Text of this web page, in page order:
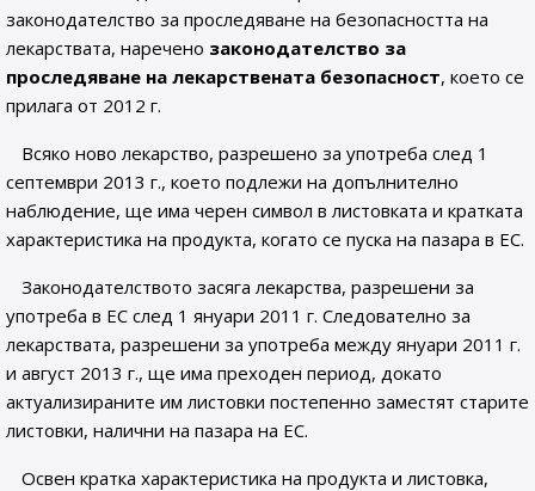
законодателство за проследяване на безопасността на
лекарствата, наречено законодателство за
проследяване на лекарствената безопасност, което се
прилага от 2012 г.
Всяко ново лекарство, разрешено за употреба след 1
септември 2013 г., което подлежи на допълнително
наблюдение, ще има черен символ в листовката и кратката
характеристика на продукта, когато се пуска на пазара в ЕС.
Законодателството засяга лекарства, разрешени за
употреба в ЕС след 1 януари 2011 г. Следователно за
лекарствата, разрешени за употреба между януари 2011 г.
и август 2013 г., ще има преходен период, докато
актуализираните им листовки постепенно заместят старите
листовки, налични на пазара на ЕС.
Освен кратка характеристика на продукта и листовка,